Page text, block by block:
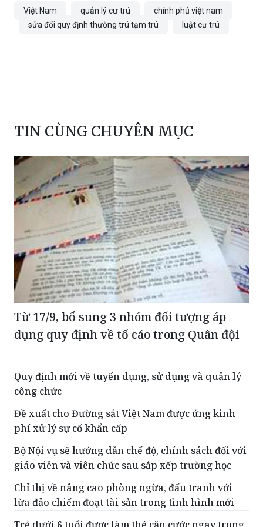
Trang Anh
TIN CÙNG CHUYÊN MỤC
dụng quy định về tố cáo trong Quân đội
Quy định mới về tuyển dụng, sử dụng và quản lý
công chức
Đề xuất cho Đường sắt Việt Nam được ứng kinh
phí xử lý sự cố khẩn cấp
Bộ Nội vụ sẽ hướng dẫn chế độ, chính sách đối với
giáo viên và viên chức sau sắp xếp trường học